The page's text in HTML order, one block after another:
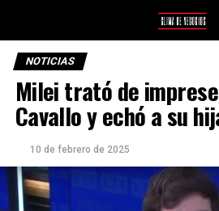
NOTICIAS
Milei trató de
Cavallo y echó a su
10 de febrero de 2025